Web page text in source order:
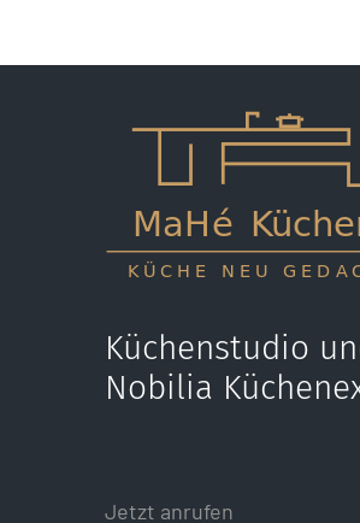
Küchenstudio
Nobilia
Jetzt anrufen